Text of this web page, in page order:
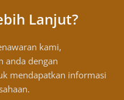
Lanjut?
kami,
anda dengan
mendapatkan informasi